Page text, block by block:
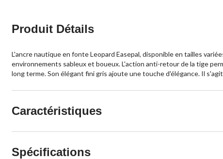
Produit Détails
L'ancre nautique en fonte Leopard Easepal, disponible en tailles
environnements sableux et boueux. L'action anti-retour de la tige
long terme. Son élégant fini gris ajoute une touche d'élégance. Il
Caractéristiques
Spécifications